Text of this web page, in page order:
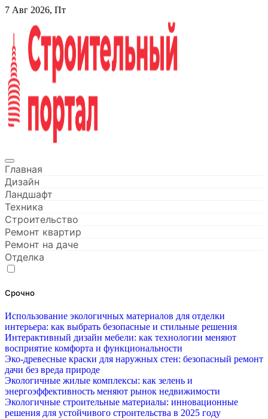
Перейти
содержанию
7 Авг 2026, Пт
Строительный портал
Главная
Дизайн
Ландшафт
Техника
Строительство
Ремонт квартир
Ремонт на даче
Отделка
Срочно
Использование экологичных материалов для отделки
интерьера: как выбрать безопасные и стильные решения
Интерактивный дизайн мебели: как технологии меняют
восприятие комфорта и функциональности
Эко-древесные краски для наружных стен: безопасный ремонт
дачи без вреда природе
Экологичные жилые комплексы: как зелень и
энергоэффективность меняют рынок недвижимости
Экологичные строительные материалы: инновационные
решения для устойчивого строительства в 2025 году